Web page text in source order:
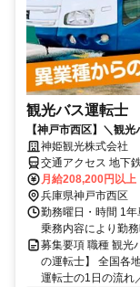
観光バス運転士
【神戸市西区】＼観
実！万全のサポート体
神姫観光株式会社
交通アクセス 地下
月給208,200円以上
兵庫県神戸市西区
勤務曜日・時間 1
乗務内容により勤
募集要項 職種 観光
の運転士】 全国各
運転士の1日の流れ